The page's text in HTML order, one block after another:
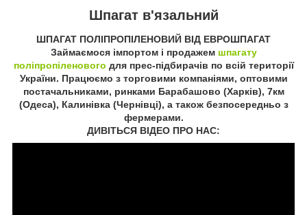
Шпагат в'язальний
ШПАГАТ ПОЛІПРОПІЛЕНОВИЙ ВІД ЕВРОШПАГАТ
Займаємося імпортом і продажем шпагату
поліпропіленового для прес-підбирачів по всій території
України. Працюємо з торговими компаніями, оптовими
постачальниками, ринками Барабашово (Харків), 7км
(Одеса), Калинівка (Чернівці), а також безпосередньо з
фермерами.
ДИВІТЬСЯ ВІДЕО ПРО НАС: